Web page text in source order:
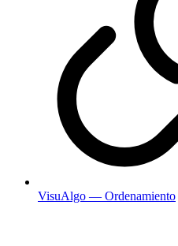
VisuAlgo — Ordenamiento